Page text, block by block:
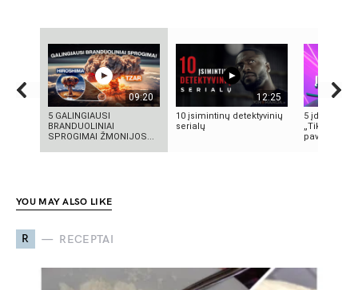
09:20
5 GALINGIAUSI
BRANDUOLINIAI
SPROGIMAI ŽMONIJOS...
12:25
10 įsimintinų detektyvinių
serialų
5 įdomūs
„TikTok“:
YOU MAY ALSO LIKE
R RECEPTAI